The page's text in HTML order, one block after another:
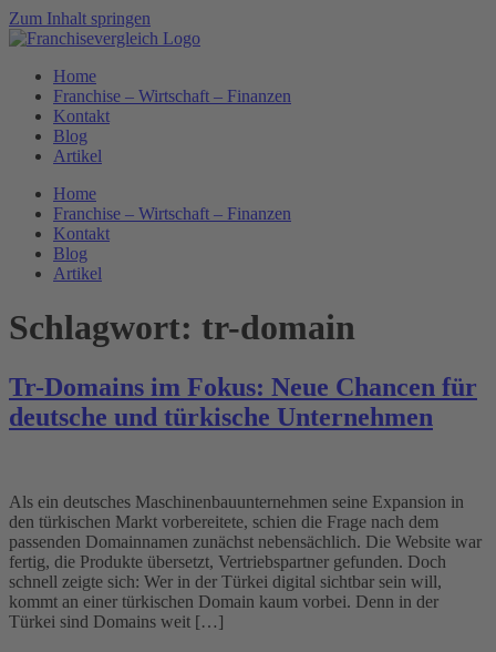
Zum Inhalt springen
Home
Franchise – Wirtschaft – Finanzen
Kontakt
Blog
Artikel
Home
Franchise – Wirtschaft – Finanzen
Kontakt
Blog
Artikel
Schlagwort: tr-domain
Tr-Domains im Fokus: Neue Chancen für
deutsche und türkische Unternehmen
Als ein deutsches Maschinenbauunternehmen seine Expansion in
den türkischen Markt vorbereitete, schien die Frage nach dem
passenden Domainnamen zunächst nebensächlich. Die Website war
fertig, die Produkte übersetzt, Vertriebspartner gefunden. Doch
schnell zeigte sich: Wer in der Türkei digital sichtbar sein will,
kommt an einer türkischen Domain kaum vorbei. Denn in der
Türkei sind Domains weit […]